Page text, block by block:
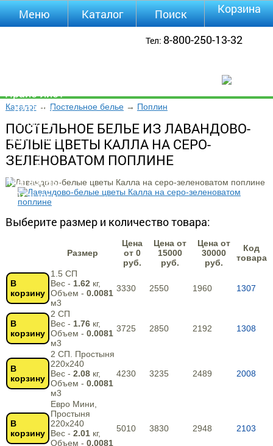
Тел: 8-800-250-13-32
Каталог→ Постельное белье→ Поплин
ПОСТЕЛЬНОЕ БЕЛЬЕ ИЗ ЛАВАНДОВО-
БЕЛЫЕ ЦВЕТЫ КАЛЛА НА СЕРО-
ЗЕЛЕНОВАТОМ ПОПЛИНЕ
Выберите размер и количество товара:
Размер
Цена
от 0
руб.
Цена от
15000
руб.
Цена от
30000
руб.
Код
товара
В
корзину
1.5 СП
Вес - 1.62 кг,
Объем - 0.0081
м3
3330 2550 1960 1307
В
корзину
2 СП
Вес - 1.76кг,
Объем - 0.0081
м3
3725 2850 2192 1308
В
корзину
2 СП. Простыня
220х240
Вес - 2.08кг,
Объем - 0.0081
м3
4230 3235 2489 2008
В
корзину
Евро Мини,
Простыня
220х240
Вес - 2.01кг,
Объем - 0.0081
5010 3830 2948 2103
Меню
Прайс-лист
Каталог
Оплата
Доставка
Полезная
инфа
Магазины
Отзывы
Видео
Каталог Поиск Корзина